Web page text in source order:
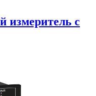
измеритель с